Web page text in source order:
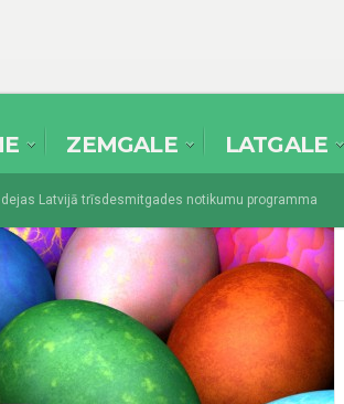
ZEMGALE LATGALE
Latvijā trīsdesmitgades notikumu programma